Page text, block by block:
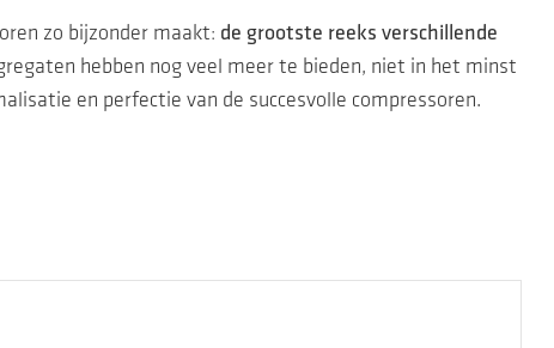
zo bijzonder maakt: de grootste reeks verschillende
hebben nog veel meer te bieden, niet in het minst
en perfectie van de succesvolle compressoren.